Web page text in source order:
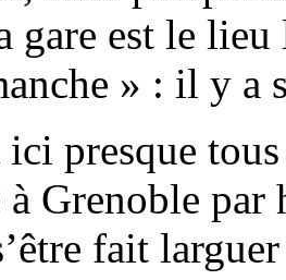
gare est le
» : il y a
ici presque
Grenoble par
fait